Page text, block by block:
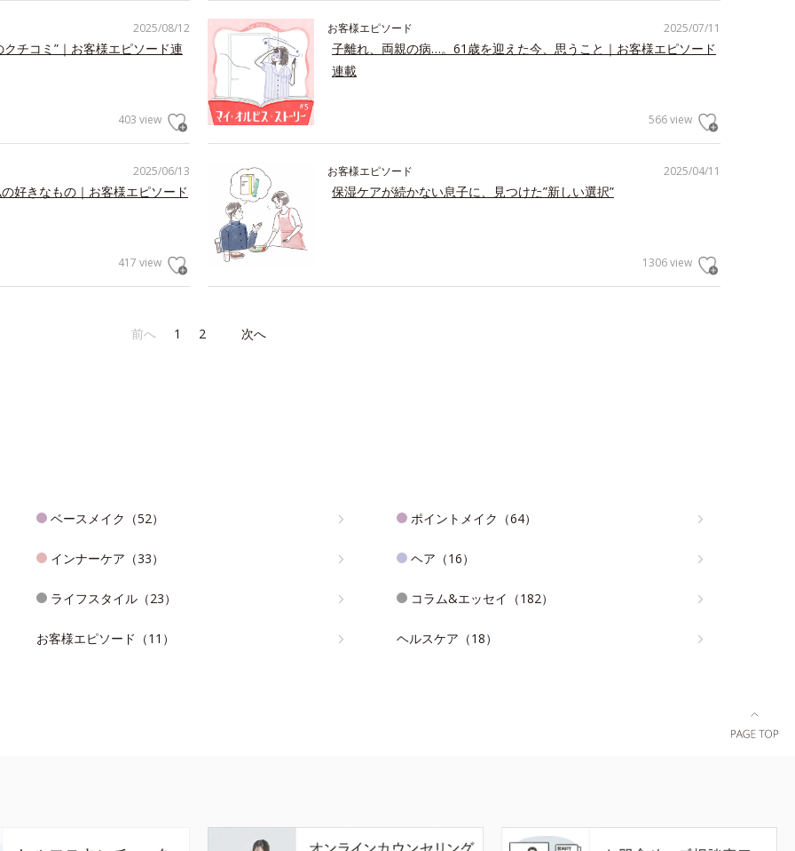
2025/08/12
チコミ”｜お客様エピソード連
403 view
2025/07/11
お客様エピソード
子離れ、両親の病…。61歳を迎えた今、思うこと｜お客様エピソード
連載
566 view
2025/06/13
好きなもの｜お客様エピソード
417 view
2025/04/11
お客様エピソード
保湿ケアが続かない息子に、見つけた”新しい選択”
1306 view
前へ 1 2 次へ
ベースメイク（52） ポイントメイク（64）
インナーケア（33） ヘア（16）
ライフスタイル（23） コラム&エッセイ（182）
お客様エピソード（11） ヘルスケア（18）